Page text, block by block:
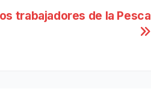
trabajadores de la Pesca